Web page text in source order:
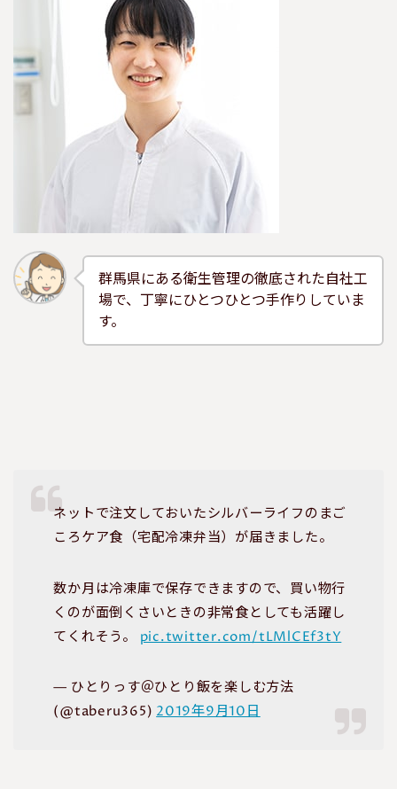
群馬県にある衛生管理の徹底された自社工
場で、丁寧にひとつひとつ手作りしていま
す。
ネットで注文しておいたシルバーライフのまご
ころケア食（宅配冷凍弁当）が届きました。
数か月は冷凍庫で保存できますので、買い物行
くのが面倒くさいときの非常食としても活躍し
てくれそう。 pic.twitter.com/tLMlCEf3tY
— ひとりっす＠ひとり飯を楽しむ方法
(@taberu365) 2019年9月10日